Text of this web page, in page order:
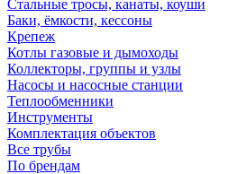
Стальные тросы, канаты, коуши
Баки, ёмкости, кессоны
Крепеж
Котлы газовые и дымоходы
Коллекторы, группы и узлы
Насосы и насосные станции
Теплообменники
Инструменты
Комплектация объектов
Все трубы
По брендам